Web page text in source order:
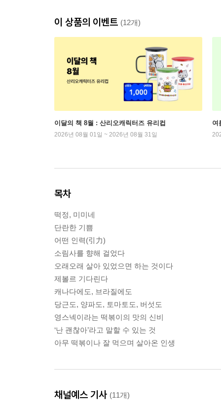
이 상품의 이벤트 (12개)
이달의 책 8월 : 산리오캐릭터즈 유리컵
2026년 08월 01일 ~ 2026년 08월 31일
여
목차
떡정, 미미네
단란한 기쁨
어떤 인력(引力)
소림사를 향해 걸었다
오래오래 살아 있었으면 하는 것이다
제볼르 기다린다
캐나다에도, 브라질에도
당근도, 양파도, 토마토도, 버섯도
영스넥이라는 떡볶이의 맛의 신비
‘난 괜찮아’라고 말할 수 있는 것
아무 떡볶이나 잘 먹으며 살아온 인생
채널예스 기사 (11개)